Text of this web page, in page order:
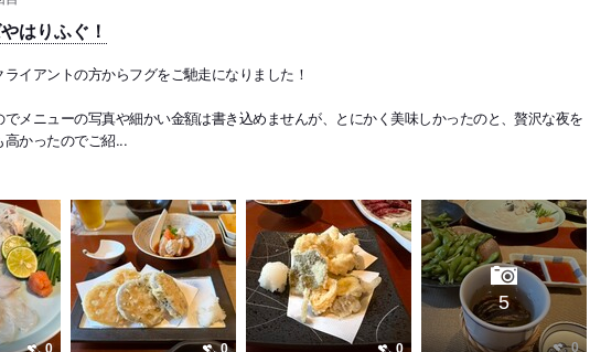
はりふぐ！
イアントの方からフグをご馳走になりました！
でメニューの写真や細かい金額は書き込めませんが、とにかく美味しかったのと、贅沢な夜を
かったのでご紹...
0 0 0 0
5